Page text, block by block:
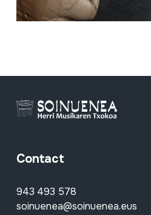
Contact
943 493 578
soinuenea@soinuenea.eus